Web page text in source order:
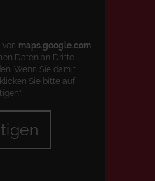
von maps.google.com
Daten an Dritte
Wenn Sie damit
Sie bitte auf